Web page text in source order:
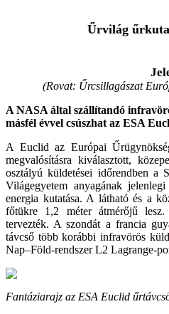
Űrvilág
(Rovat: Űrcsillagászat
A NASA által szállítandó
másfél évvel csúszhat az ESA
A Euclid az Európai
megvalósításra kiválasztott,
osztályú küldetései időrendben
Világegyetem anyagának
energia kutatása. A látható és a
főtükre 1,2 méter átmérőjű lesz.
tervezték. A szondát a francia
távcső több korábbi infravörös
Nap–Föld-rendszer L2 Lagrange-
Fantáziarajz az ESA Euclid